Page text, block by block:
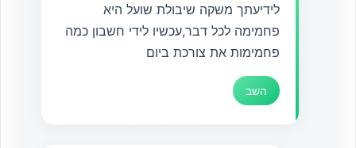
לידיעתך משקה שיבולת שועל היא
פחמימה לכל דבר,עכשיו לידי חשבון כמה
פחמימות את צורכת ביום
השב